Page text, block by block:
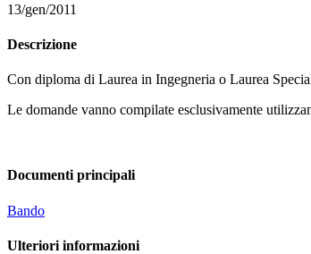
13/gen/2011
Descrizione
Con diploma di Laurea in Ingegneria o Laurea
Le domande vanno compilate esclusivamente
Documenti principali
Bando
Ulteriori informazioni